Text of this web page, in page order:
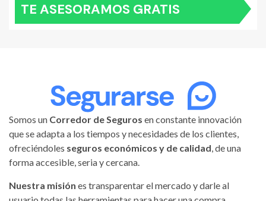
TE ASESORAMOS GRATIS
Somos un Corredor de Seguros en constante innovación
que se adapta a los tiempos y necesidades de los clientes,
ofreciéndoles seguros económicos y de calidad, de una
forma accesible, seria y cercana.
Nuestra misión es transparentar el mercado y darle al